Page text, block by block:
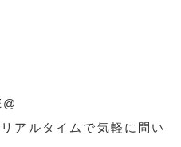
アルタイムで気軽に問い